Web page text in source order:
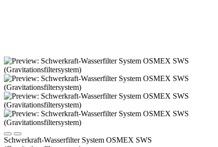
Schwerkraft-Wasserfilter System OSMEX SWS